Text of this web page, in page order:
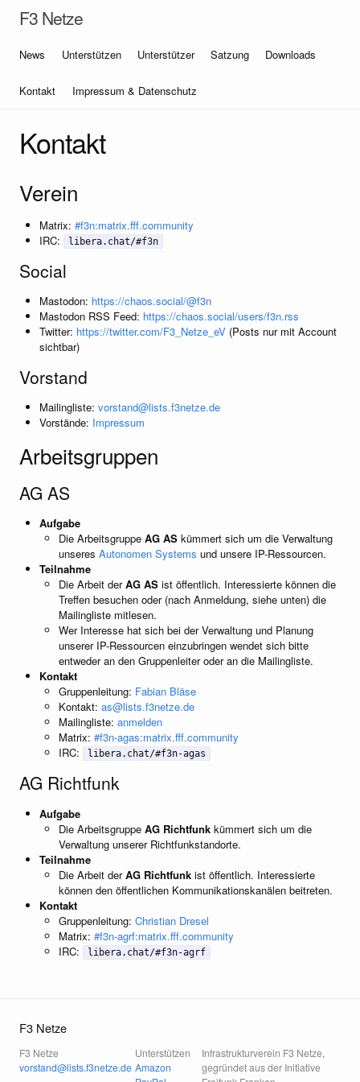
F3 Netze
News Unterstützen Unterstützer Satzung Downloads
Kontakt Impressum & Datenschutz
Kontakt
Verein
Matrix: #f3n:matrix.fff.community
IRC:
libera.chat/#f3n
Social
Mastodon: https://chaos.social/@f3n
Mastodon RSS Feed: https://chaos.social/users/f3n.rss
Twitter: https://twitter.com/F3_Netze_eV(Posts nur mit Account
sichtbar)
Vorstand
Mailingliste: vorstand@lists.f3netze.de
Vorstände: Impressum
Arbeitsgruppen
AG AS
Aufgabe
Die ArbeitsgruppeAG AS kümmert sich um die Verwaltung
unseresAutonomen Systems und unsere IP-Ressourcen.
Teilnahme
Die Arbeit derAG AS ist öffentlich. Interessierte können die
Treffen besuchen oder (nach Anmeldung, siehe unten) die
Mailingliste mitlesen.
Wer Interesse hat sich bei der Verwaltung und Planung
unserer IP-Ressourcen einzubringen wendet sich bitte
entweder an den Gruppenleiter oder an die Mailingliste.
Kontakt
Gruppenleitung: Fabian Bläse
Kontakt:as@lists.f3netze.de
Mailingliste:anmelden
Matrix:#f3n-agas:matrix.fff.community
IRC:
libera.chat/#f3n-agas
AG Richtfunk
Aufgabe
Die ArbeitsgruppeAG Richtfunk kümmert sich um die
Verwaltung unserer Richtfunkstandorte.
Teilnahme
Die Arbeit derAG Richtfunk ist öffentlich. Interessierte
können den öffentlichen Kommunikationskanälen beitreten.
Kontakt
Gruppenleitung:Christian Dresel
Matrix:#f3n-agrf:matrix.fff.community
IRC:
libera.chat/#f3n-agrf
F3 Netze
F3 Netze
vorstand@lists.f3netze.de
Unterstützen
Amazon
Infrastrukturverein F3 Netze,
gegründet aus der Initiative